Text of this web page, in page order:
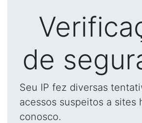
de
Seu IP fez diversas
acessos suspeitos a sites
conosco.